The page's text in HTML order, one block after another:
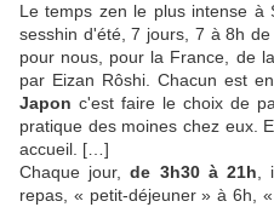
Le temps zen le plus intense à
sesshin d'été, 7 jours, 7 à 8h de
pour nous, pour la France, de
par Eizan Rôshi. Chacun est
Japon c'est faire le choix de
pratique des moines chez eux.
accueil. […]
Chaque jour,
de 3h30 à 21h
repas, « petit-déjeuner » à 6h,